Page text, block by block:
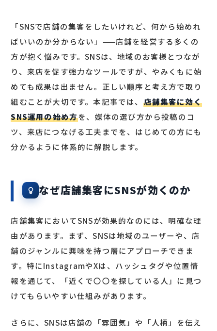
「SNSで店舗の集客をしたいけれど、何から始めれ
ばいいのか分からない」——店舗を経営する多くの
方が抱く悩みです。SNSは、地域のお客様とつなが
り、来店を促す強力なツールですが、やみくもに始
めても成果は出ません。正しい順序と考え方で取り
組むことが大切です。本記事では、 店舗集客に効く
SNS運用の始め方を、媒体の選び方から投稿のコ
ツ、来店につなげる工夫までを、はじめての方にも
分かるように体系的に解説します。
なぜ店舗集客にSNSが効くのか
店舗集客においてSNSが効果的なのには、明確な理
由があります。まず、SNSは地域のユーザーや、店
舗のジャンルに興味を持つ層にアプローチできま
す。特にInstagramやXは、ハッシュタグや位置情
報を通じて、「近くで〇〇を探している人」に見つ
けてもらいやすい仕組みがあります。
さらに、SNSは店舗の「雰囲気」や「人柄」を伝え